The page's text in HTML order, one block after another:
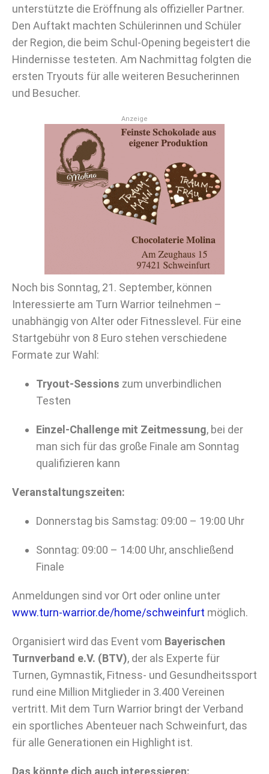
unterstützte die Eröffnung als offizieller Partner.
Den Auftakt machten Schülerinnen und Schüler
der Region, die beim Schul-Opening begeistert die
Hindernisse testeten. Am Nachmittag folgten die
ersten Tryouts für alle weiteren Besucherinnen
und Besucher.
Anzeige
Noch bis Sonntag, 21. September, können
Interessierte am Turn Warrior teilnehmen –
unabhängig von Alter oder Fitnesslevel. Für eine
Startgebühr von 8 Euro stehen verschiedene
Formate zur Wahl:
Tryout-Sessions zum unverbindlichen
Testen
Einzel-Challenge mit Zeitmessung, bei der
man sich für das große Finale am Sonntag
qualifizieren kann
Veranstaltungszeiten:
Donnerstag bis Samstag: 09:00 – 19:00 Uhr
Sonntag: 09:00 – 14:00 Uhr, anschließend
Finale
Anmeldungen sind vor Ort oder online unter
www.turn-warrior.de/home/schweinfurt möglich.
Organisiert wird das Event vom Bayerischen
Turnverband e.V. (BTV), der als Experte für
Turnen, Gymnastik, Fitness- und Gesundheitssport
rund eine Million Mitglieder in 3.400 Vereinen
vertritt. Mit dem Turn Warrior bringt der Verband
ein sportliches Abenteuer nach Schweinfurt, das
für alle Generationen ein Highlight ist.
Das könnte dich auch interessieren: